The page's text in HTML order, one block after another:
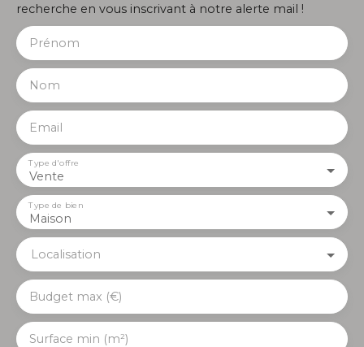
recherche en vous inscrivant à notre alerte mail !
Prénom
Nom
Email
Vente
Type d'offre
Maison
Type de bien
Localisation
Budget max (€)
Surface min (m²)